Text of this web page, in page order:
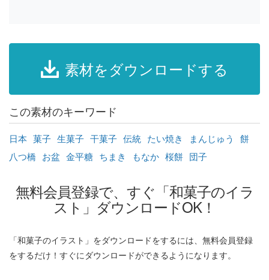
素材をダウンロードする
この素材のキーワード
日本 菓子 生菓子 干菓子 伝統 たい焼き まんじゅう
餅
八つ橋 お盆 金平糖 ちまき もなか 桜餅 団子
無料会員登録で、すぐ「和菓子のイラ
スト」ダウンロードOK！
「和菓子のイラスト」をダウンロードをするには、無料会員登録
をするだけ！すぐにダウンロードができるようになります。